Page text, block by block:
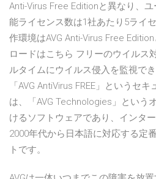
Anti-Virus Free Editionと異なり、
能ライセンス数は1社あたり5ライ
作環境はAVG Anti-Virus Free
ロードはこちら フリーのウイルス
ルタイムにウイルス侵入を監視で
「AVG AntiVirus FREE」というセ
は、「AVG Technologies」という
けるソフトウェアであり、インタ
2000年代から日本語に対応する定
トです。